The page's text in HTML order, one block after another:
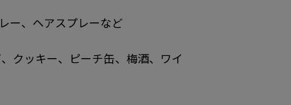
ー、ヘアスプレーなど
クッキー、ピーチ缶、梅酒、ワイ